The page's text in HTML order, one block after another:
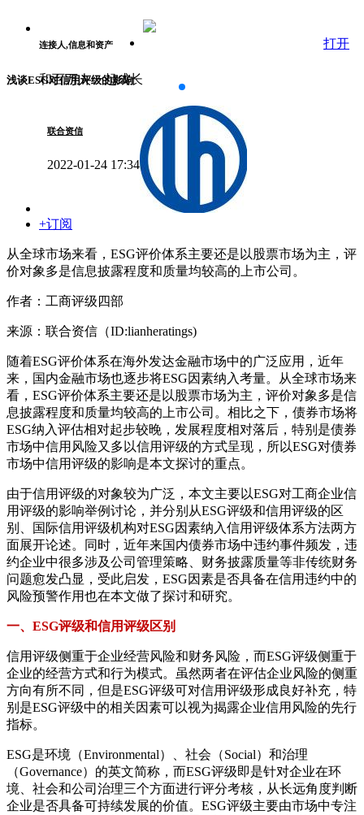
连接人,信息和资产
和百万人一起成长
浅谈ESG对信用评级的影响
联合资信
2022-01-24 17:34
+订阅
从全球市场来看，ESG评价体系主要还是以股票市场为主，评
价对象多是信息披露程度和质量均较高的上市公司。
作者：工商评级四部
来源：联合资信（ID:lianheratings)
随着ESG评价体系在海外发达金融市场中的广泛应用，近年
来，国内金融市场也逐步将ESG因素纳入考量。从全球市场来
看，ESG评价体系主要还是以股票市场为主，评价对象多是信
息披露程度和质量均较高的上市公司。相比之下，债券市场将
ESG纳入评估相对起步较晚，发展程度相对落后，特别是债券
市场中信用风险又多以信用评级的方式呈现，所以ESG对债券
市场中信用评级的影响是本文探讨的重点。
由于信用评级的对象较为广泛，本文主要以ESG对工商企业信
用评级的影响举例讨论，并分别从ESG评级和信用评级的区
别、国际信用评级机构对ESG因素纳入信用评级体系方法两方
面展开论述。同时，近年来国内债券市场中违约事件频发，违
约企业中很多涉及公司管理策略、财务披露质量等非传统财务
问题愈发凸显，受此启发，ESG因素是否具备在信用违约中的
风险预警作用也在本文做了探讨和研究。
一、ESG评级和信用评级区别
信用评级侧重于企业经营风险和财务风险，而ESG评级侧重于
企业的经营方式和行为模式。虽然两者在评估企业风险的侧重
方向有所不同，但是ESG评级可对信用评级形成良好补充，特
别是ESG评级中的相关因素可以视为揭露企业信用风险的先行
指标。
ESG是环境（Environmental）、社会（Social）和治理
（Governance）的英文简称，而ESG评级即是针对企业在环
境、社会和公司治理三个方面进行评分考核，从长远角度判断
企业是否具备可持续发展的价值。ESG评级主要由市场中专注